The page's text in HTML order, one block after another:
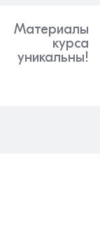
Материалы
курса
уникальны!